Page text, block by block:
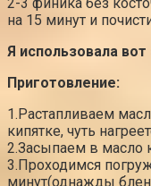
на 15 минут и
Я использовала
Приготовление:
1.Растапливаем
кипятке, чуть
2.Засыпаем в масло
3.Проходимся
минут(однажды